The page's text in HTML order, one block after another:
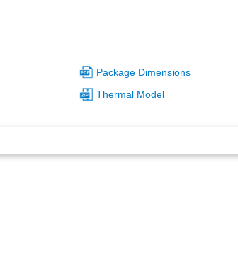
Package Dimensions
Thermal Model